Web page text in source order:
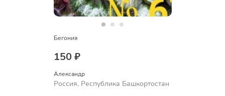
Бегония
150 ₽
Александр
Россия, Республика Башкортостан